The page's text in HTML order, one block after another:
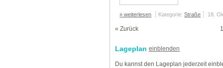
» weiterlesen Kategorie:Straße 18.
« Zurück 1
Lageplan einblenden
Du kannst den Lageplan jederzeit